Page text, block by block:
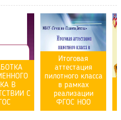
В
С
Итоговая
аттестация
пилотного класса
в рамках
реализации
ФГОС НОО